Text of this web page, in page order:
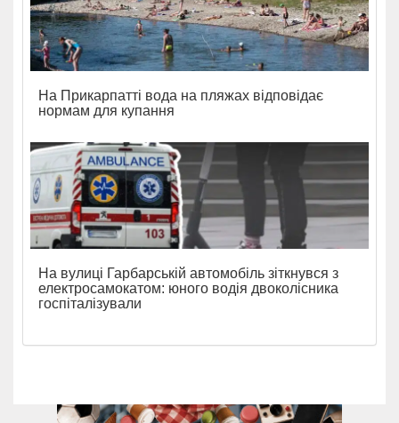
На Прикарпатті вода на пляжах відповідає
нормам для купання
На вулиці Гарбарській автомобіль зіткнувся з
електросамокатом: юного водія двоколісника
госпіталізували